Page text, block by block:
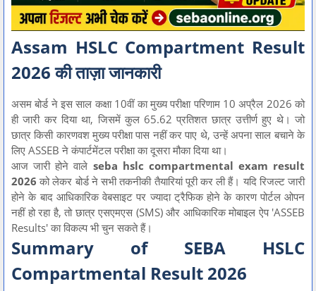
Assam HSLC Compartment Result
2026 की ताज़ा जानकारी
असम बोर्ड ने इस साल कक्षा 10वीं का मुख्य परीक्षा परिणाम 10 अप्रैल 2026 को
ही जारी कर दिया था, जिसमें कुल 65.62 प्रतिशत छात्र उत्तीर्ण हुए थे। जो
छात्र किसी कारणवश मुख्य परीक्षा पास नहीं कर पाए थे, उन्हें अपना साल बचाने के
लिए ASSEB ने कंपार्टमेंटल परीक्षा का दूसरा मौका दिया था।
आज जारी होने वाले seba hslc compartmental exam result
2026 को लेकर बोर्ड ने सभी तकनीकी तैयारियां पूरी कर ली हैं। यदि रिजल्ट जारी
होने के बाद आधिकारिक वेबसाइट पर ज्यादा ट्रैफिक होने के कारण पोर्टल ओपन
नहीं हो रहा है, तो छात्र एसएमएस (SMS) और आधिकारिक मोबाइल ऐप 'ASSEB
Results' का विकल्प भी चुन सकते हैं।
Summary of SEBA HSLC
Compartmental Result 2026